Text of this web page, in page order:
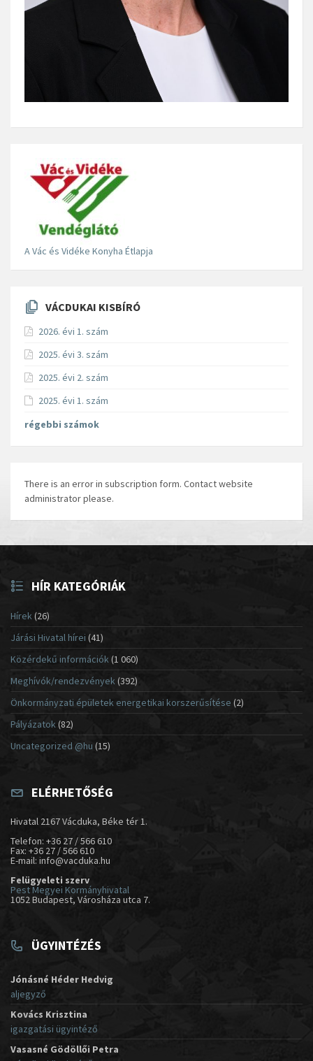
A Vác és Vidéke Konyha Étlapja
VÁCDUKAI KISBÍRÓ
2026. évi 1. szám
2025. évi 3. szám
2025. évi 2. szám
2025. évi 1. szám
régebbi számok
There is an error in subscription form. Contact website
administrator please.
HÍR KATEGÓRIÁK
Hírek(26)
Járási Hivatal hírei (41)
Közérdekű információk(1 060)
Meghívók/rendezvények (392)
Önkormányzati épületek energetikai korszerűsítése (2)
Pályázatok (82)
Uncategorized @hu (15)
ELÉRHETŐSÉG
Hivatal 2167 Vácduka, Béke tér 1.
Telefon: +36 27 / 566 610
Fax: +36 27 / 566 610
E-mail: info@vacduka.hu
Felügyeleti szerv
Pest Megyei Kormányhivatal
1052 Budapest, Városháza utca 7.
ÜGYINTÉZÉS
Jónásné Héder Hedvig
aljegyző
Kovács Krisztina
igazgatási ügyintéző
Vasasné Gödöllői Petra